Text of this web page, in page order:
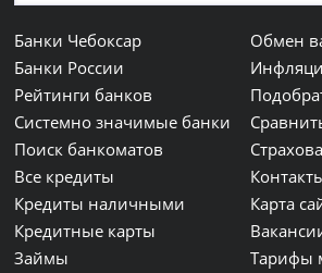
Банки Чебоксар
Банки России
Рейтинги банков
Системно значимые банки
Поиск банкоматов
Все кредиты
Кредиты наличными
Кредитные карты
Займы
Обмен
Карта
Тарифы